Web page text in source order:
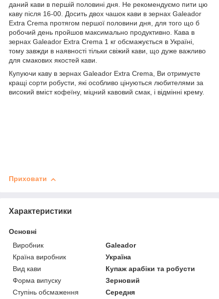
даний кави в першій половині дня. Не рекомендуємо пити цю
каву після 16-00. Досить двох чашок кави в зернах Galeador
Extra Crema протягом першої половини дня, для того що б
робочий день пройшов максимально продуктивно. Кава в
зернах Galeador Extra Crema 1 кг обсмажується в Україні,
тому завжди в наявності тільки свіжий кави, що дуже важливо
для смакових якостей кави.
Купуючи каву в зернах Galeador Extra Crema, Ви отримуєте
кращі сорти робусти, які особливо цінуються любителями за
високий вміст кофеїну, міцний кавовий смак, і відмінні крему.
Приховати
Характеристики
Основні
Виробник
Galeador
Країна виробник
Україна
Вид кави
Купаж арабіки та робусти
Форма випуску
Зерновий
Ступінь обсмаження
Середня